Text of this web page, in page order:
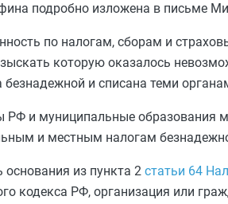
подробно изложена в письме
по налогам, сборам и
которую оказалось
безнадежной и списана теми
РФ и муниципальные образования
и местным налогам
основания из пункта 2 статьи 64
кодекса РФ, организация или